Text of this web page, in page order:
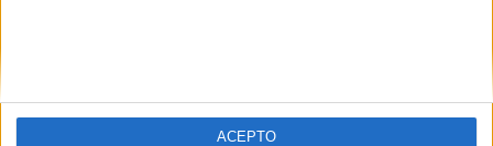
ACEPTO